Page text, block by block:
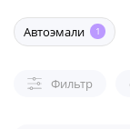
Автоэмали 1
Фильтр